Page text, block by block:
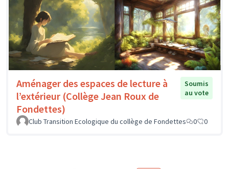
Aménager des espaces de lecture à
l’extérieur (Collège Jean Roux de
Fondettes)
Soumis
au vote
Club Transition Ecologique du collège de Fondettes 0 0